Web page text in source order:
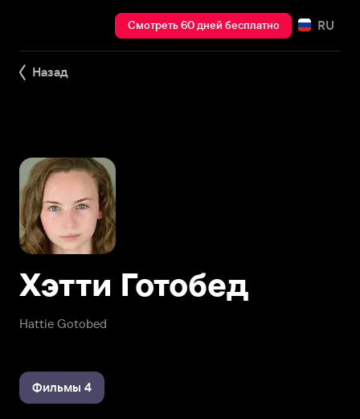
Смотреть 60 дней бесплатно RU
Назад
Hattie Gotobed
Хэтти Готобед
Фильмы 4